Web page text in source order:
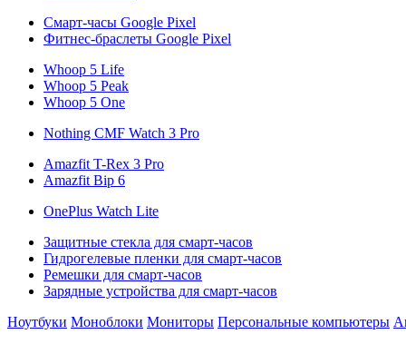
Смарт-часы Google Pixel
Фитнес-браслеты Google Pixel
Whoop 5 Life
Whoop 5 Peak
Whoop 5 One
Nothing CMF Watch 3 Pro
Amazfit T-Rex 3 Pro
Amazfit Bip 6
OnePlus Watch Lite
Защитные стекла для смарт-часов
Гидрогелевые пленки для смарт-часов
Ремешки для смарт-часов
Зарядные устройства для смарт-часов
Ноутбуки Моноблоки Мониторы Персональные компьютеры